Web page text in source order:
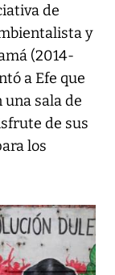
de
y
(2014-
a Efe que
sala de
de sus
los